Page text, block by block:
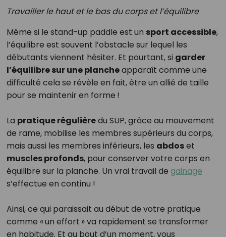
Travailler le haut et le bas du corps et l’équilibre
Même si le stand-up paddle est un sport accessible,
l’équilibre est souvent l’obstacle sur lequel les
débutants viennent hésiter. Et pourtant, si garder
l’équilibre sur une plancheapparaît comme une
difficulté cela se révèle en fait, être un allié de taille
pour se maintenir en forme !
La pratique régulièredu SUP, grâce au mouvement
de rame, mobilise les membres supérieurs du corps,
mais aussi les membres inférieurs, les abdoset
muscles profonds, pour conserver votre corps en
équilibre sur la planche. Un vrai travail de gainage
s’effectue en continu !
Ainsi, ce qui paraissait au début de votre pratique
comme « un effort » va rapidement se transformer
en habitude. Et au bout d’un moment, vous